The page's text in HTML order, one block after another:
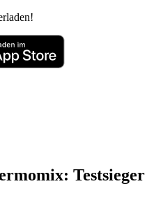
Testsieger